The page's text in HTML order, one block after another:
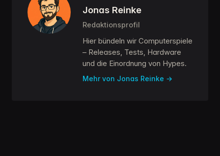
Jonas Reinke
Redaktionsprofil
Hier bündeln wir Computerspiele
– Releases, Tests, Hardware
und die Einordnung von Hypes.
Mehr von Jonas Reinke